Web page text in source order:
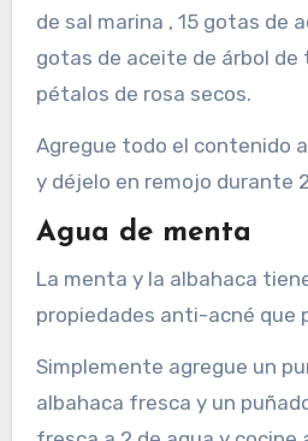
de sal marina , 15 gotas de
gotas de aceite de árbol de
pétalos de rosa secos.
Agregue todo el contenido
y déjelo en remojo durante
Agua de menta
La menta y la albahaca
propiedades anti-acné que
Simplemente agregue un
albahaca fresca y un